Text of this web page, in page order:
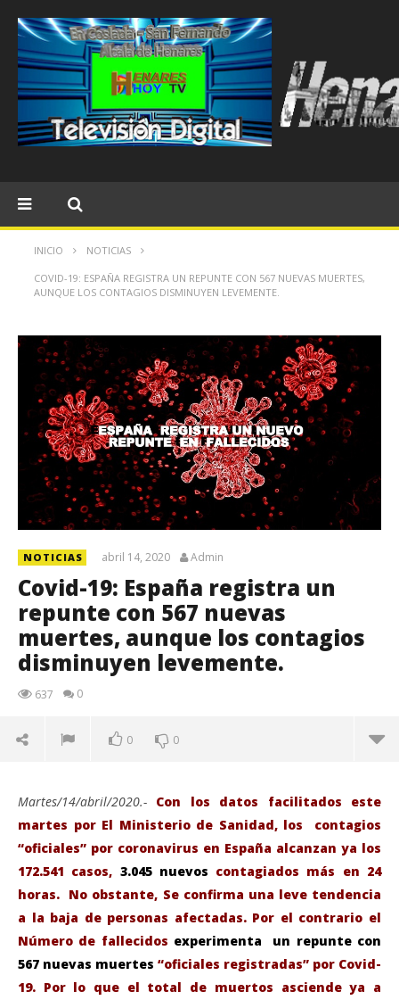
INICIO NOTICIAS
COVID-19: ESPAÑA REGISTRA UN REPUNTE CON 567 NUEVAS MUERTES,
AUNQUE LOS CONTAGIOS DISMINUYEN LEVEMENTE.
NOTICIAS abril 14, 2020 Admin
Covid-19: España registra un
repunte con 567 nuevas
muertes, aunque los contagios
disminuyen levemente.
637 0
0 0
Martes/14/abril/2020.- Con los datos facilitados este
martes por El Ministerio de Sanidad, los contagios
“oficiales” por coronavirus en España alcanzan ya los
172.541 casos, 3.045 nuevos contagiados más en 24
horas. No obstante, Se confirma una leve tendencia
a la baja de personas afectadas. Por el contrario el
Número de fallecidos experimenta un repunte con
567 nuevas muertes “oficiales registradas” por Covid-
19. Por lo que el total de muertos asciende ya a